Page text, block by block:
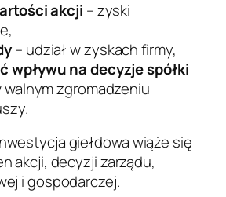
akcji – zyski
– udział w zyskach firmy,
wpływu na decyzje spółki
walnym zgromadzeniu
giełdowa wiąże się
akcji, decyzji zarządu,
i gospodarczej.